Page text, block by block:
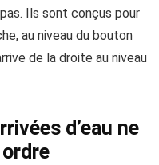
Ils sont conçus pour
au niveau du bouton
de la droite au niveau
d’eau ne